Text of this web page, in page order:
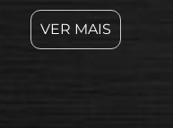
irritantes quando
armazenamento
VER MAIS